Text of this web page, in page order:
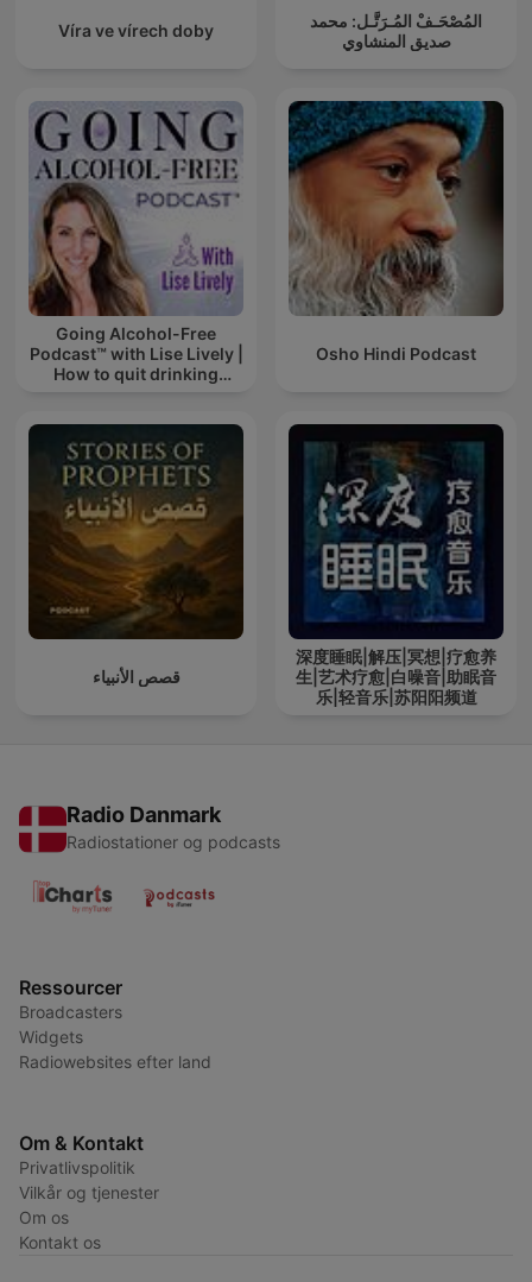
Víra ve vírech doby
المُصْحَـفْ المُـرَتَّـل: محمد
صديق المنشاوي
Going Alcohol-Free
Podcast™ with Lise Lively |
How to quit drinking
Osho Hindi Podcast
قصص الأنبياء
深度睡眠|解压|冥想|疗愈养
生|艺术疗愈|白噪音|助眠音
乐|轻音乐|苏阳阳频道
Radio Danmark
Radiostationer og podcasts
Ressourcer
Broadcasters
Widgets
Radiowebsites efter land
Om & Kontakt
Privatlivspolitik
Vilkår og tjenester
Om os
Kontakt os